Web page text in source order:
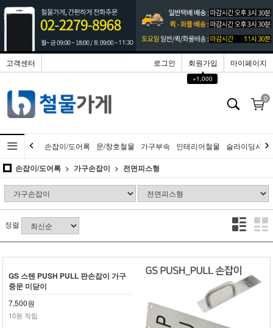
고객센터 로그인
회원가입
▲
+1,000
마이페이지
0
손잡이/도어록 문/창호철물 가구부속 인테리어철물 슬라이딩시스
손잡이/도어록 가구손잡이 전면피스형
정렬
GS 스텐 PUSH PULL 판손잡이 가구
중문 미닫이
7,500원
10원 적립